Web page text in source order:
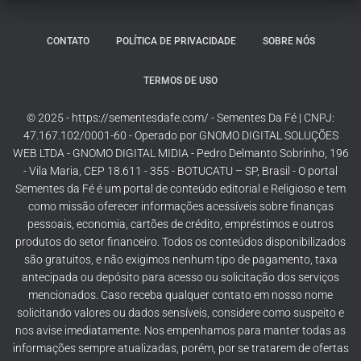
CONTATO POLÍTICA DE PRIVACIDADE SOBRE NÓS
TERMOS DE USO
© 2025 - https://sementesdafe.com/ - Sementes Da Fé | CNPJ:
47.167.102/0001-60 - Operado por GNOMO DIGITAL SOLUÇÕES
WEB LTDA - GNOMO DIGITAL MIDIA - Pedro Delmanto Sobrinho, 196
- Vila Maria, CEP 18.611 - 355 - BOTUCATU – SP, Brasil - O portal
Sementes da Fé é um portal de conteúdo editorial e Religioso e tem
como missão oferecer informações acessíveis sobre finanças
pessoais, economia, cartões de crédito, empréstimos e outros
produtos do setor financeiro. Todos os conteúdos disponibilizados
são gratuitos, e não exigimos nenhum tipo de pagamento, taxa
antecipada ou depósito para acesso ou solicitação dos serviços
mencionados. Caso receba qualquer contato em nosso nome
solicitando valores ou dados sensíveis, considere como suspeito e
nos avise imediatamente. Nos empenhamos para manter todas as
informações sempre atualizadas, porém, por se tratarem de ofertas